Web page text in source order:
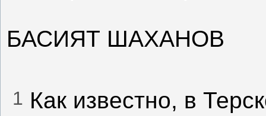
БАСИЯТ ШАХАНОВ
1 Как известно, в